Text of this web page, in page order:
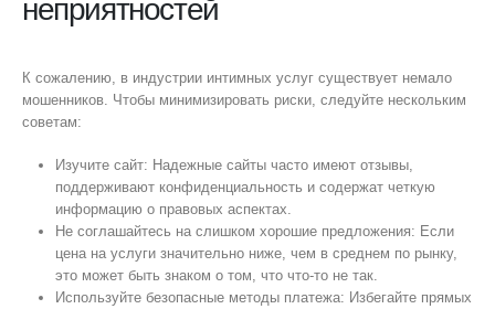
неприятностей
К сожалению, в индустрии интимных услуг существует немало
мошенников. Чтобы минимизировать риски, следуйте нескольким
советам:
Изучите сайт: Надежные сайты часто имеют отзывы,
поддерживают конфиденциальность и содержат четкую
информацию о правовых аспектах.
Не соглашайтесь на слишком хорошие предложения: Если
цена на услуги значительно ниже, чем в среднем по рынку,
это может быть знаком о том, что что-то не так.
Используйте безопасные методы платежа: Избегайте прямых